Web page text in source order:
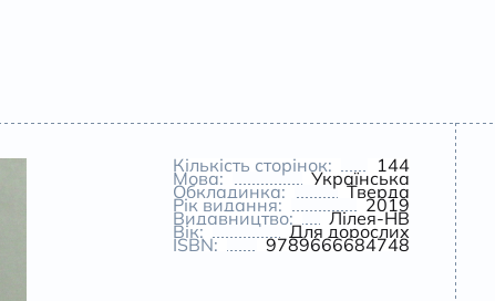
Кількість сторінок: 144
Мова: Українська
Обкладинка: Тверда
Рік видання: 2019
Видавництво: Лілея-НВ
Вік: Для дорослих
ISBN: 9789666684748